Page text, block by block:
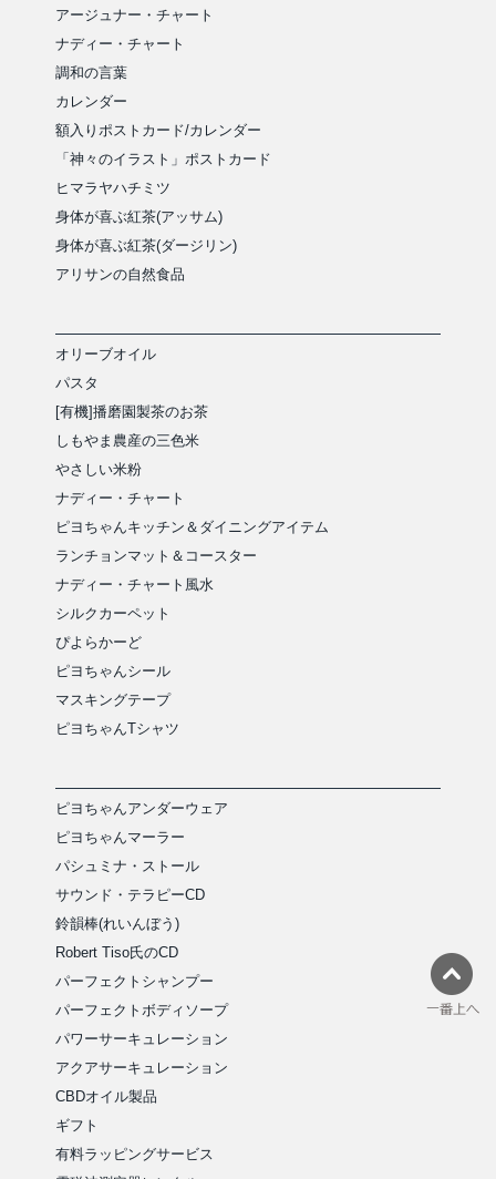
アージュナー・チャート
ナディー・チャート
調和の言葉
カレンダー
額入りポストカード/カレンダー
「神々のイラスト」ポストカード
ヒマラヤハチミツ
身体が喜ぶ紅茶(アッサム)
身体が喜ぶ紅茶(ダージリン)
アリサンの自然食品
オリーブオイル
パスタ
[有機]播磨園製茶のお茶
しもやま農産の三色米
やさしい米粉
ナディー・チャート
ピヨちゃんキッチン＆ダイニングアイテム
ランチョンマット＆コースター
ナディー・チャート風水
シルクカーペット
ぴよらかーど
ピヨちゃんシール
マスキングテープ
ピヨちゃんTシャツ
ピヨちゃんアンダーウェア
ピヨちゃんマーラー
パシュミナ・ストール
サウンド・テラピーCD
鈴韻棒(れいんぼう)
Robert Tiso氏のCD
パーフェクトシャンプー
パーフェクトボディソープ
パワーサーキュレーション
アクアサーキュレーション
CBDオイル製品
ギフト
有料ラッピングサービス